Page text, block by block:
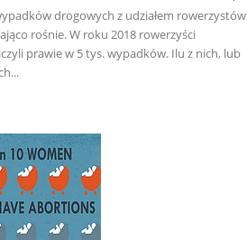
drogowych z udziałem rowerzystów
rośnie. W roku 2018 rowerzyści
prawie w 5 tys. wypadków. Ilu z nich, lub